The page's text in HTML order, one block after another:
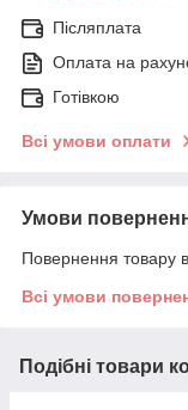
Післяплата
Оплата на
Готівкою
Всі умови оплати
Умови
Повернення товару
Всі умови
Подібні товари